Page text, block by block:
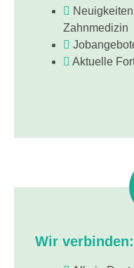
Zahnmedizin
Aktuelle
Wir verbinden: